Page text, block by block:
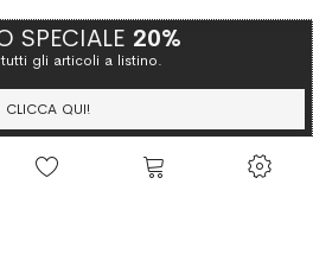
Oreste Troso. All rights reserved. P. IVA
Cookie Policy
SPECIALE 20%
gli articoli a listino.
CLICCA QUI!